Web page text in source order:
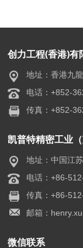
创力工程(香港)有
地址：香港九
电话：+852-
传真：+852-
凯普特精密工业
地址：中国江
电话：+86-
传真：+86-
邮箱：
微信联系